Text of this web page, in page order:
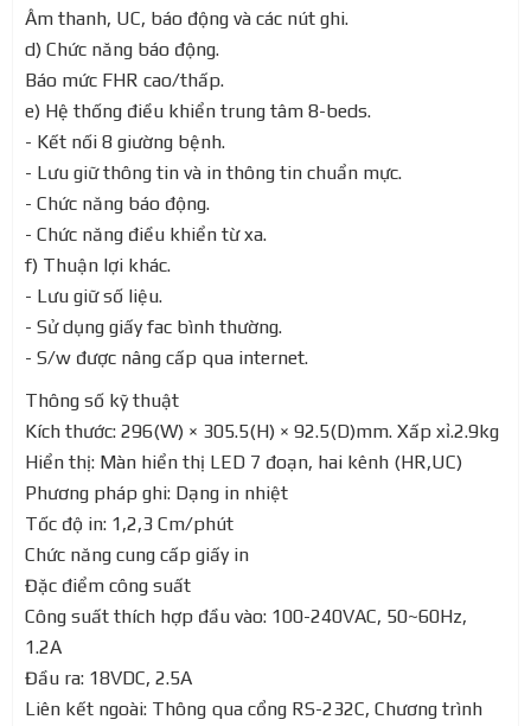
Âm thanh, UC, báo động và các nút ghi.
d) Chức năng báo động.
Báo mức FHR cao/thấp.
e) Hệ thống điều khiển trung tâm 8-beds.
- Kết nối 8 giường bệnh.
- Lưu giữ thông tin và in thông tin chuẩn mực.
- Chức năng báo động.
- Chức năng điều khiển từ xa.
f) Thuận lợi khác.
- Lưu giữ số liệu.
- Sử dụng giấy fac bình thường.
- S/w được nâng cấp qua internet.
Thông số kỹ thuật
Kích thước: 296(W) × 305.5(H) × 92.5(D)mm. Xấp xỉ.2.9kg
Hiển thị: Màn hiển thị LED 7 đoạn, hai kênh (HR,UC)
Phương pháp ghi: Dạng in nhiệt
Tốc độ in: 1,2,3 Cm/phút
Chức năng cung cấp giấy in
Đặc điểm công suất
Công suất thích hợp đầu vào: 100-240VAC, 50~60Hz,
1.2A
Đầu ra: 18VDC, 2.5A
Liên kết ngoài: Thông qua cổng RS-232C, Chương trình